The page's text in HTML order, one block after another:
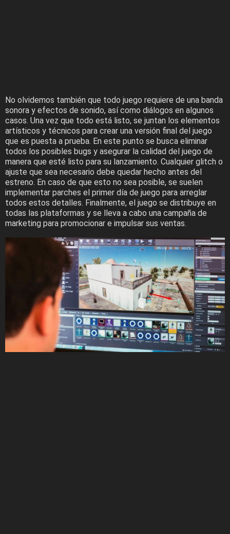
No olvidemos también que todo juego requiere de una banda
sonora y efectos de sonido, así como diálogos en algunos
casos. Una vez que todo está listo, se juntan los elementos
artísticos y técnicos para crear una versión final del juego
que es puesta a prueba. En este punto se busca eliminar
todos los posibles bugs y asegurar la calidad del juego de
manera que esté listo para su lanzamiento. Cualquier glitch o
ajuste que sea necesario debe quedar hecho antes del
estreno. En caso de que esto no sea posible, se suelen
implementar parches el primer día de juego para arreglar
todos estos detalles. Finalmente, el juego se distribuye en
todas las plataformas y se lleva a cabo una campaña de
marketing para promocionar e impulsar sus ventas.